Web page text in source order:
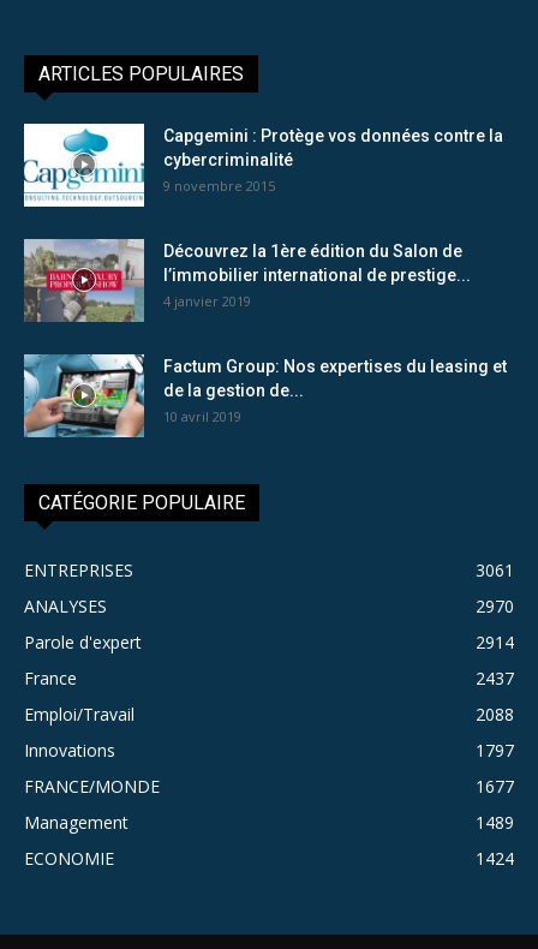
ARTICLES POPULAIRES
Capgemini : Protège vos données contre la
cybercriminalité
9 novembre 2015
Découvrez la 1ère édition du Salon de
l’immobilier international de prestige...
4 janvier 2019
Factum Group: Nos expertises du leasing et
de la gestion de...
10 avril 2019
CATÉGORIE POPULAIRE
ENTREPRISES
3061
ANALYSES
2970
Parole d'expert
2914
France
2437
Emploi/Travail
2088
Innovations
1797
FRANCE/MONDE
1677
Management
1489
ECONOMIE
1424